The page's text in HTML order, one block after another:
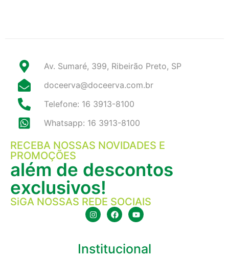
Av. Sumaré, 399, Ribeirão Preto, SP
doceerva@doceerva.com.br
Telefone: 16 3913-8100
Whatsapp: 16 3913-8100
RECEBA NOSSAS NOVIDADES E
PROMOÇÕES
além de descontos
exclusivos!
SiGA NOSSAS REDE SOCIAIS
Institucional